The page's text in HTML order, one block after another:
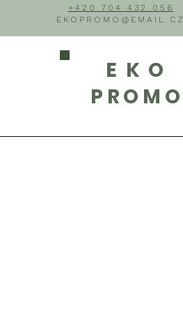
+420 704 432 056
EKOPROMO@EMAIL.CZ
EKO
PROMO